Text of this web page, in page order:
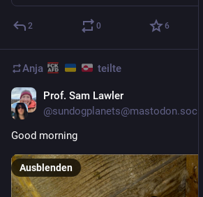
2 0 6
Anja teilte
Prof. Sam Lawler
@sundogplanets@mastodon.social
Good morning
Ausblenden